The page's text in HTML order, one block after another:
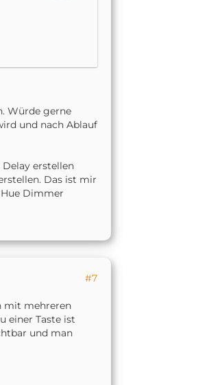
Würde gerne
und nach Ablauf
erstellen
Das ist mir
Dimmer
#7
mit mehreren
einer Taste ist
und man